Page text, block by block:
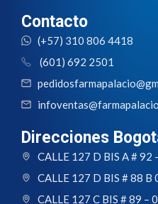
Contacto
(+57) 310 806 4418
(601) 692 2501
Direcciones
CALLE 127 D BIS A # 92
CALLE 127 D BIS # 88 B
CALLE 127 C BIS # 89 –